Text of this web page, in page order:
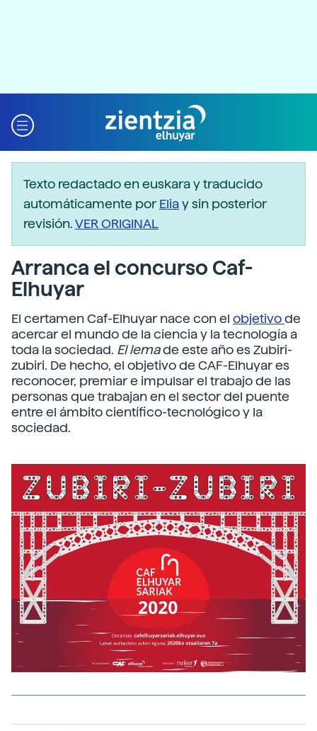
Texto redactado en euskara y traducido
automáticamente porEliay sin posterior
revisión.VER ORIGINAL
Arranca el concurso Caf-
Elhuyar
El certamen Caf-Elhuyarnace con el objetivode
acercar el mundo de la ciencia y la tecnología a
toda la sociedad. El lemade este año es Zubiri-
zubiri. De hecho, el objetivo de CAF-Elhuyar es
reconocer, premiar e impulsar el trabajo de las
personas que trabajan en el sector del puente
entre el ámbito científico-tecnológico y la
sociedad.